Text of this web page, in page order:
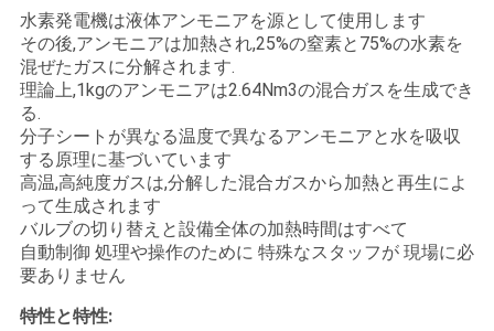
せ
ニ
ュ
ー
ス
事
水素発電機は液体アンモニアを源として使用します
その後,アンモニアは加熱され,25%の窒素と75%の水素を
混ぜたガスに分解されます.
理論上,1kgのアンモニアは2.64Nm3の混合ガスを生成でき
る.
分子シートが異なる温度で異なるアンモニアと水を吸収
する原理に基づいています
高温,高純度ガスは,分解した混合ガスから加熱と再生によ
って生成されます
バルブの切り替えと設備全体の加熱時間はすべて
自動制御 処理や操作のために 特殊なスタッフが 現場に必
要ありません
特性と特性: